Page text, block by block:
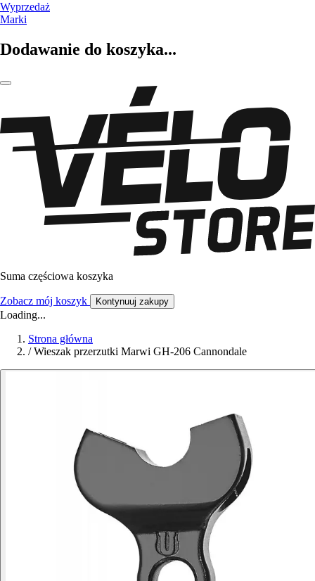
Wyprzedaż
Marki
Dodawanie do koszyka...
Suma częściowa koszyka
Zobacz mój koszyk Kontynuuj zakupy
Loading...
Strona główna
/ Wieszak przerzutki Marwi GH-206 Cannondale